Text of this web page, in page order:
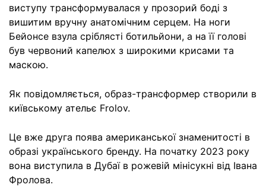
виступу трансформувалася у прозорий боді з
вишитим вручну анатомічним серцем. На ноги
Бейонсе взула сріблясті ботильйони, а на її голові
був червоний капелюх з широкими крисами та
маскою.
Як повідомляється, образ-трансформер створили в
київському ательє Frolov.
Це вже друга поява американської знаменитості в
образі українського бренду. На початку 2023 року
вона виступила в Дубаї в рожевій мінісукні від Івана
Фролова.